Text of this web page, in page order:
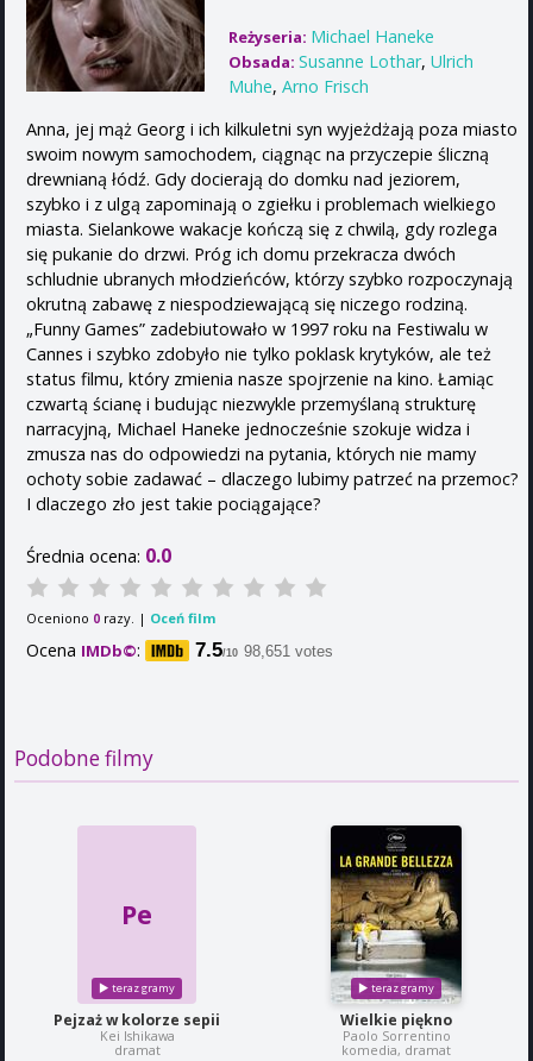
Reżyseria: Michael Haneke
Obsada: Susanne Lothar, Ulrich
Muhe, Arno Frisch
Anna, jej mąż Georg i ich kilkuletni syn wyjeżdżają poza miasto
swoim nowym samochodem, ciągnąc na przyczepie śliczną
drewnianą łódź. Gdy docierają do domku nad jeziorem,
szybko i z ulgą zapominają o zgiełku i problemach wielkiego
miasta. Sielankowe wakacje kończą się z chwilą, gdy rozlega
się pukanie do drzwi. Próg ich domu przekracza dwóch
schludnie ubranych młodzieńców, którzy szybko rozpoczynają
okrutną zabawę z niespodziewającą się niczego rodziną.
„Funny Games” zadebiutowało w 1997 roku na Festiwalu w
Cannes i szybko zdobyło nie tylko poklask krytyków, ale też
status filmu, który zmienia nasze spojrzenie na kino. Łamiąc
czwartą ścianę i budując niezwykle przemyślaną strukturę
narracyjną, Michael Haneke jednocześnie szokuje widza i
zmusza nas do odpowiedzi na pytania, których nie mamy
ochoty sobie zadawać – dlaczego lubimy patrzeć na przemoc?
I dlaczego zło jest takie pociągające?
Średnia ocena: 0.0
Oceniono 0 razy. | Oceń film
Ocena IMDb©: 7.5/10 98,651 votes
Podobne filmy
Pe
Pejzaż w kolorze sepii
Kei Ishikawa
dramat
Wielkie piękno
Paolo Sorrentino
komedia, dramat